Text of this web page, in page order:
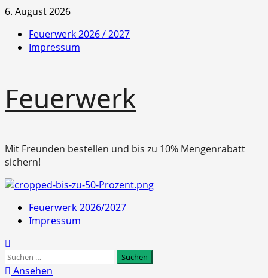
Zum
springen
6. August 2026
Feuerwerk 2026 / 2027
Impressum
Feuerwerk
Mit Freunden bestellen und bis zu 10% Mengenrabatt
sichern!
Primäres
Menü
Feuerwerk 2026/2027
Impressum
Suchen
nach:
Ansehen